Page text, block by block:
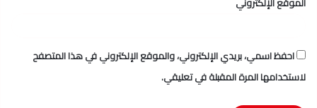
احفظ اسمي، بريدي الإلكتروني، والموقع الإلكتروني في هذا المتصفح
لاستخدامها المرة المقبلة في تعليقي.